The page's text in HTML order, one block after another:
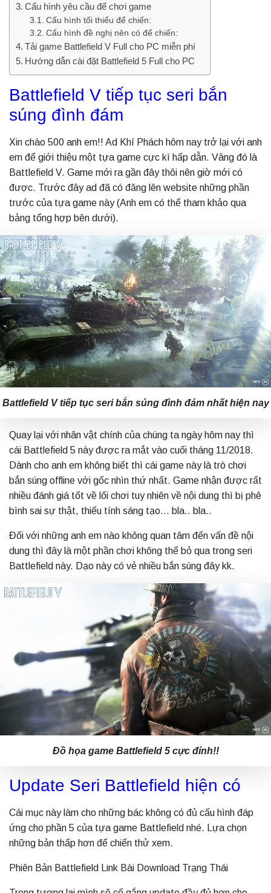
Cấu hình yêu cầu để chơi game
Cấu hình tối thiểu để chiến:
Cấu hình đề nghị nên có để chiến:
Tải game Battlefield V Full cho PC miễn phí
Hướng dẫn cài đặt Battlefield 5 Full cho PC
Battlefield V tiếp tục seri bắn
súng đình đám
Xin chào 500 anh em!! Ad Khí Phách hôm nay trở lại với anh
em để giới thiệu một tựa game cực kì hấp dẫn. Vâng đó là
Battlefield V. Game mới ra gần đây thôi nên giờ mới có
được. Trước đây ad đã có đăng lên website những phần
trước của tựa game này (Anh em có thể tham khảo qua
bảng tổng hợp bên dưới).
Battlefield V tiếp tục seri bắn súng đình đám nhất hiện nay
Quay lại với nhân vật chính của chúng ta ngày hôm nay thì
cái Battlefield 5 này được ra mắt vào cuối tháng 11/2018.
Dành cho anh em không biết thì cái game này là trò chơi
bắn súng offline với gốc nhìn thứ nhất. Game nhận được rất
nhiều đánh giá tốt về lối chơi tuy nhiên về nội dung thì bị phê
bình sai sự thật, thiếu tính sáng tạo… bla.. bla..
Đối với những anh em nào không quan tâm đến vấn đề nội
dung thì đây là một phần chơi không thể bỏ qua trong seri
Battlefield này. Dạo này có vẻ nhiều bắn súng đây kk.
Đồ họa game Battlefield 5 cực đỉnh!!
Update Seri Battlefield hiện có
Cái mục này làm cho những bác không có đủ cấu hình đáp
ứng cho phần 5 của tựa game Battlefield nhé. Lựa chọn
những bản thấp hơn để chiến thử xem.
Phiên Bản Battlefield Link Bài Download Trạng Thái